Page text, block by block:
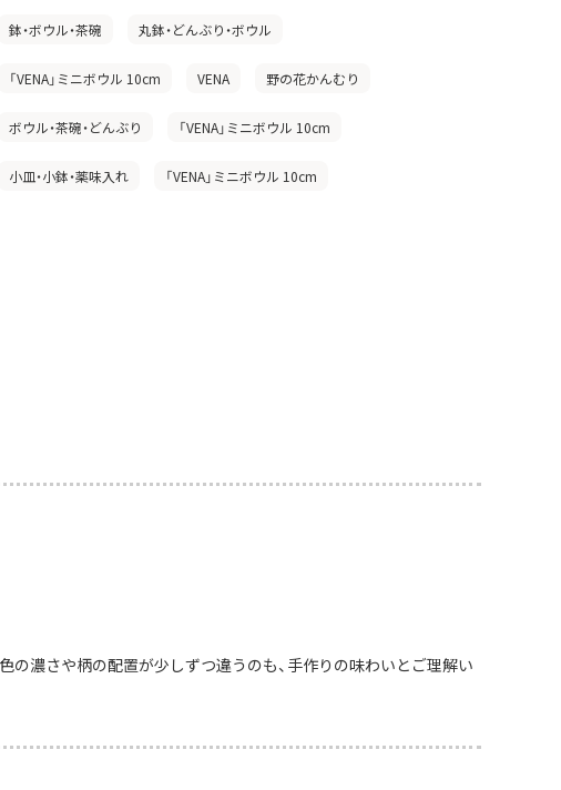
鉢・ボウル・茶碗 丸鉢・どんぶり・ボウル
「VENA」ミニボウル 10cm VENA 野の花かんむり
ボウル・茶碗・どんぶり 「VENA」ミニボウル 10cm
小皿・小鉢・薬味入れ 「VENA」ミニボウル 10cm
の濃さや柄の配置が少しずつ違うのも、手作りの味わいとご理解い